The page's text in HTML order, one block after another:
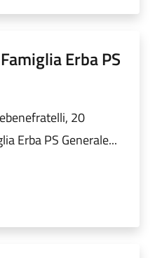
Erba PS
20
Erba PS Generale...